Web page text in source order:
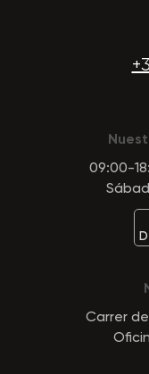
09:00-
Carrer